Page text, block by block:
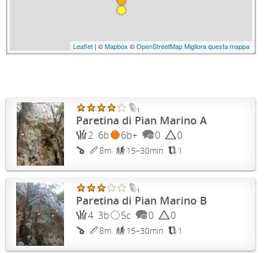
Leaflet | ©Mapbox ©OpenStreetMapMigliora questa mappa
1
Paretina di Pian Marino A
2 6b 6b+ 0 0
8m 15–30min 1
1
Paretina di Pian Marino B
4 3b 5c 0 0
8m 15–30min 1